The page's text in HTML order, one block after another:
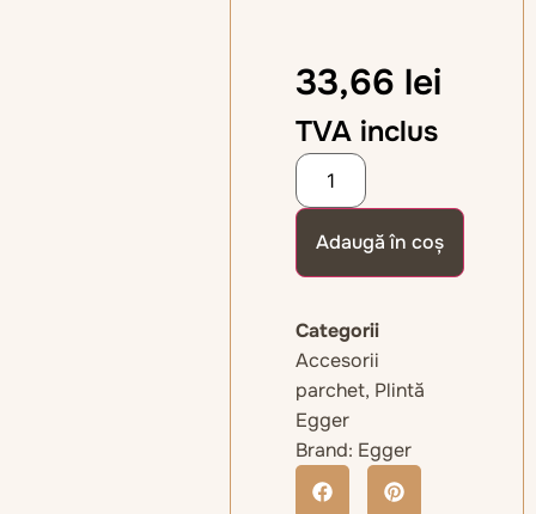
33,66 lei
TVA inclus
Adaugă în coș
Categorii
Accesorii
parchet, Plintă
Egger
Brand: Egger